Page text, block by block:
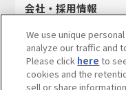
会社・採用情報
採用情報
サステナビリティ
お問い合わせ
We use unique
analyze our traffic and
Please click here to
cookies and the
sell or share